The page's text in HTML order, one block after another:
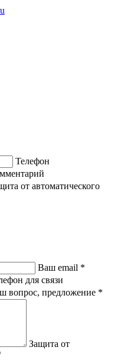
Телефон
от автоматического
Ваш email *
для связи
вопрос, предложение *
Защита от